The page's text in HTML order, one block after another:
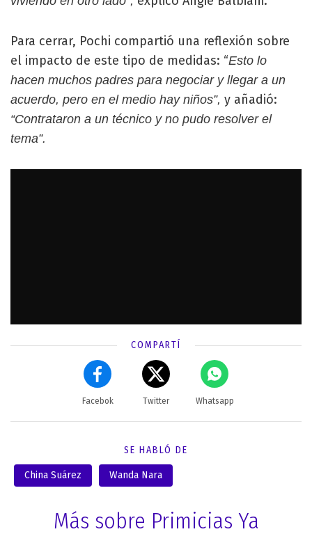
Para cerrar, Pochi compartió una reflexión sobre
el impacto de este tipo de medidas: “Esto lo
hacen muchos padres para negociar y llegar a un
acuerdo, pero en el medio hay niños”, y añadió:
“Contrataron a un técnico y no pudo resolver el
tema”.
COMPARTÍ
Facebok Twitter Whatsapp
SE HABLÓ DE
China Suárez Wanda Nara
Más sobre Primicias Ya